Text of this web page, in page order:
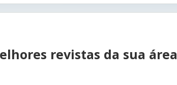
revistas da sua área